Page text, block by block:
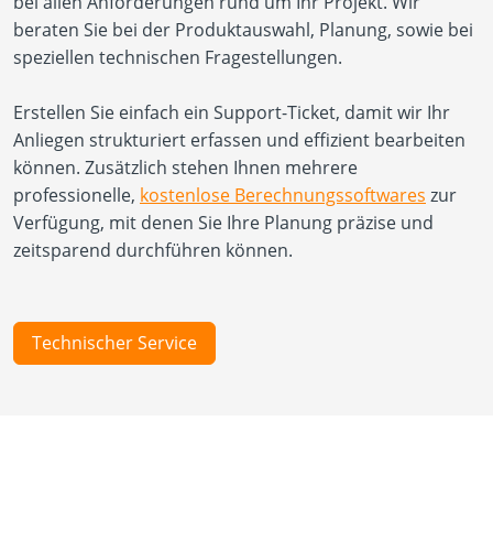
beraten Sie bei der Produktauswahl, Planung, sowie bei
speziellen technischen Fragestellungen.
Erstellen Sie einfach ein Support-Ticket, damit wir Ihr
Anliegen strukturiert erfassen und effizient bearbeiten
können. Zusätzlich stehen Ihnen mehrere
professionelle, kostenlose Berechnungssoftwares zur
Verfügung, mit denen Sie Ihre Planung präzise und
zeitsparend durchführen können.
Technischer Service